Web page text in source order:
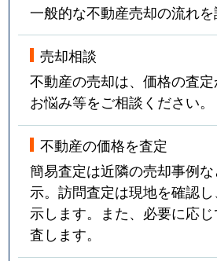
一般的な不動産売却の流れを
売却相談
不動産の売却は、価格の査定
お悩み等をご相談ください。
不動産の価格を査定
簡易査定は近隣の売却事例
示。訪問査定は現地を確認
示します。また、必要に応
査します。